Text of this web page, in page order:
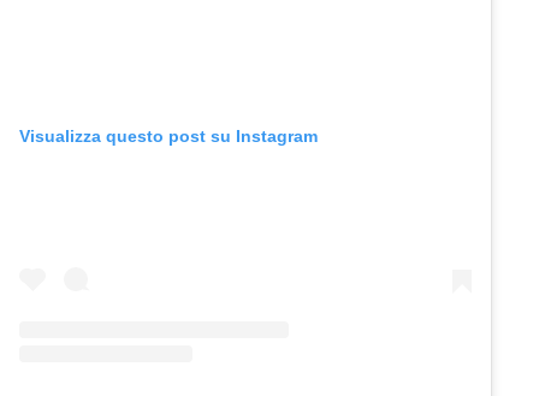
Visualizza questo post su Instagram